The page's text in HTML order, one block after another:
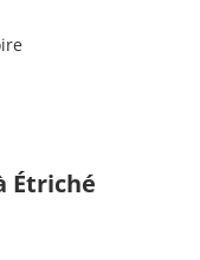
Étriché